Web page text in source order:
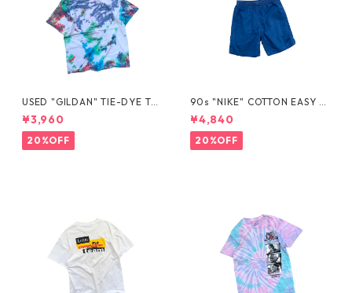
USED "GILDAN" TIE-DYE TE
E
¥3,960
20%OFF
90s "NIKE" COTTON EASY S
HORTS
¥4,840
20%OFF